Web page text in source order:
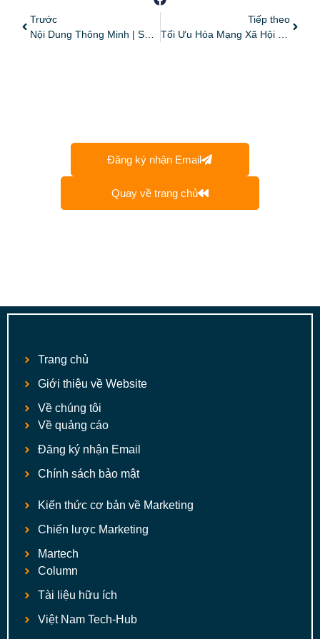
Trước
Nội Dung Thông Minh | Smart Content
Tiếp theo
Đăng ký nhận Email
Quay về trang chủ
Trang chủ
Giới thiệu về Website
Về chúng tôi
Về quảng cáo
Đăng ký nhận Email
Chính sách bảo mật
Kiến thức cơ bản về Marketing
Chiến lược Marketing
Martech
Column
Tài liệu hữu ích
Việt Nam Tech-Hub